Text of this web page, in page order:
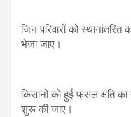
जिन परिवारों को
भेजा जाए।
किसानों को हुई फसल क्षति
शुरू की जाए।